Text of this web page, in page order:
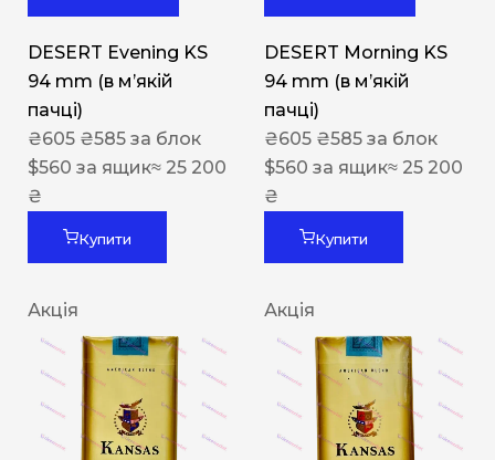
DESERT Evening KS
94 mm (в мʼякій
пачці)
₴605 ₴585 за блок
$560 за ящик≈ 25 200
₴
Купити
DESERT Morning KS
94 mm (в мʼякій
пачці)
₴605 ₴585 за блок
$560 за ящик≈ 25 200
₴
Купити
Акція Акція